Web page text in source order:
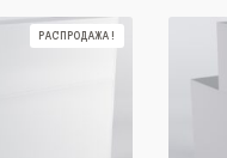
РАСПРОДАЖА!